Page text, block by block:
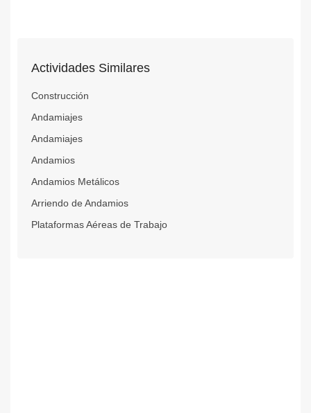
Actividades Similares
Construcción
Andamiajes
Andamiajes
Andamios
Andamios Metálicos
Arriendo de Andamios
Plataformas Aéreas de Trabajo